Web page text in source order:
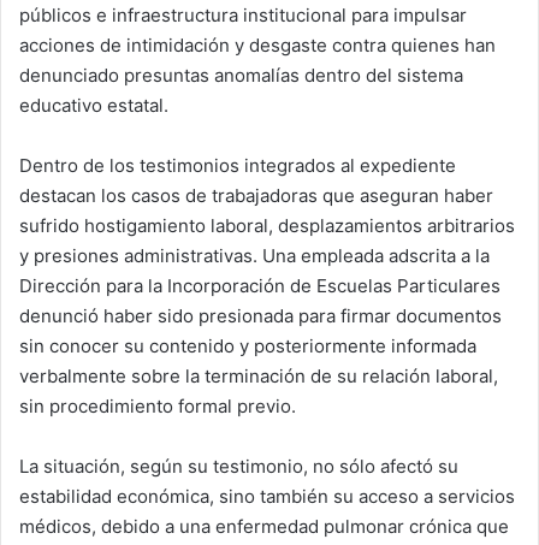
públicos e infraestructura institucional para impulsar
acciones de intimidación y desgaste contra quienes han
denunciado presuntas anomalías dentro del sistema
educativo estatal.
Dentro de los testimonios integrados al expediente
destacan los casos de trabajadoras que aseguran haber
sufrido hostigamiento laboral, desplazamientos arbitrarios
y presiones administrativas. Una empleada adscrita a la
Dirección para la Incorporación de Escuelas Particulares
denunció haber sido presionada para firmar documentos
sin conocer su contenido y posteriormente informada
verbalmente sobre la terminación de su relación laboral,
sin procedimiento formal previo.
La situación, según su testimonio, no sólo afectó su
estabilidad económica, sino también su acceso a servicios
médicos, debido a una enfermedad pulmonar crónica que